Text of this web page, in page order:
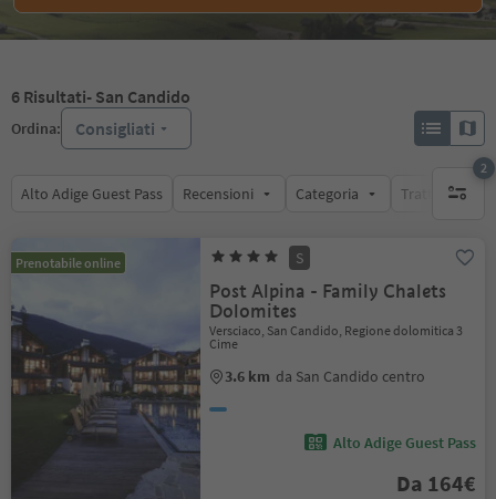
6 Risultati- San Candido
Ordina: Consigliati
Alto Adige Guest Pass Recensioni Categoria Trattamento
2
filtri
Prenotabile online S
Post Alpina - Family Chalets
Dolomites
Versciaco, San Candido, Regione dolomitica 3
Cime
3.6 km da San Candido centro
Alto Adige Guest Pass
Da 164€